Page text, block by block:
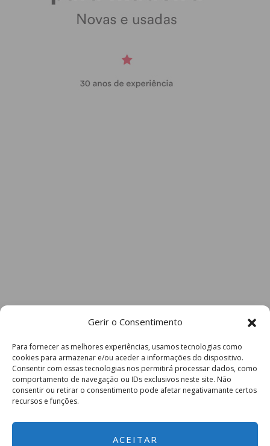
Gerir o Consentimento
Para fornecer as melhores experiências, usamos tecnologias como
cookies para armazenar e/ou aceder a informações do dispositivo.
Consentir com essas tecnologias nos permitirá processar dados, como
comportamento de navegação ou IDs exclusivos neste site. Não
consentir ou retirar o consentimento pode afetar negativamante certos
recursos e funções.
ACEITAR